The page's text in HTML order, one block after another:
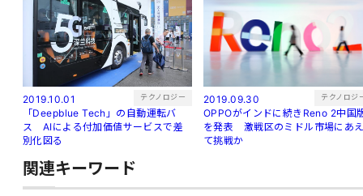
2019.10.01 テクノロジー
「Deepblue Tech」の自動運転バ
ス AIによる付加価値サービスで差
別化図る
2019.09.30 テクノロジ
OPPOがインドに続きReno 2中国
を発表 激戦区のミドル市場にあ
て挑戦か
関連キーワード